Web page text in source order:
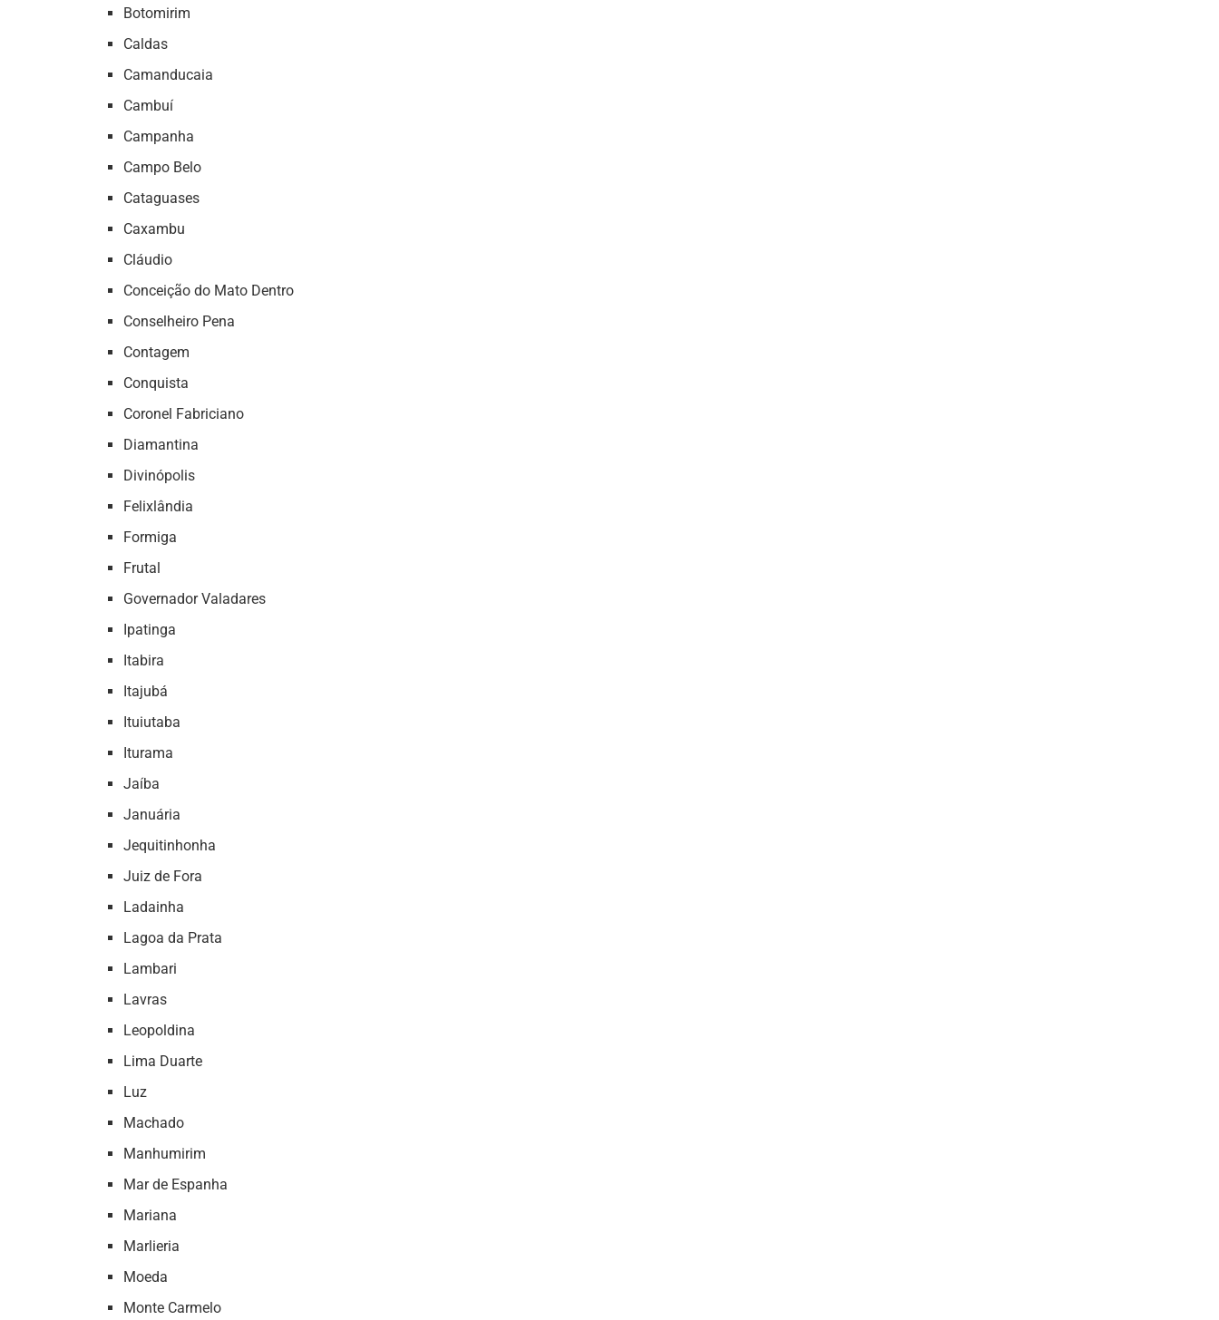
Botomirim
Caldas
Camanducaia
Cambuí
Campanha
Campo Belo
Cataguases
Caxambu
Cláudio
Conceição do Mato Dentro
Conselheiro Pena
Contagem
Conquista
Coronel Fabriciano
Diamantina
Divinópolis
Felixlândia
Formiga
Frutal
Governador Valadares
Ipatinga
Itabira
Itajubá
Ituiutaba
Iturama
Jaíba
Januária
Jequitinhonha
Juiz de Fora
Ladainha
Lagoa da Prata
Lambari
Lavras
Leopoldina
Lima Duarte
Luz
Machado
Manhumirim
Mar de Espanha
Mariana
Marlieria
Moeda
Monte Carmelo